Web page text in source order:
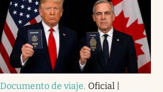
Documento de viaje. Oficial |